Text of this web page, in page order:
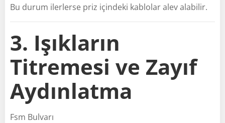
Bu durum ilerlerse priz içindeki kablolar alev alabilir.
3. Işıkların
Titremesi ve Zayıf
Aydınlatma
Fsm Bulvarı